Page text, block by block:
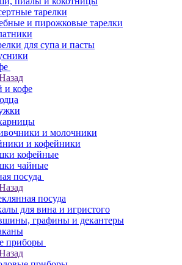
тарелки
и пирожковые тарелки
для супа и пасты
и кофе
и молочники
и кофейники
кофейные
чайные
посуда
посуда
для вина и игристого
графины и декантеры
приборы